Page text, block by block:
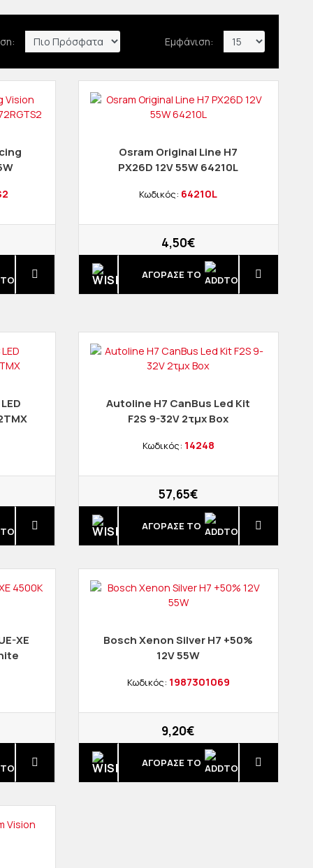
Εμφάνιση:
Osram Original Line H7
PX26D 12V 55W 64210L
Κωδικός: 64210L
4,50€
ΑΓΟΡΑΣΈ ΤΟ
Autoline H7 CanBus Led Kit
F2S 9-32V 2τμχ Box
Κωδικός: 14248
57,65€
ΑΓΟΡΑΣΈ ΤΟ
XE
Bosch Xenon Silver H7 +50%
12V 55W
Κωδικός: 1987301069
9,20€
ΑΓΟΡΑΣΈ ΤΟ